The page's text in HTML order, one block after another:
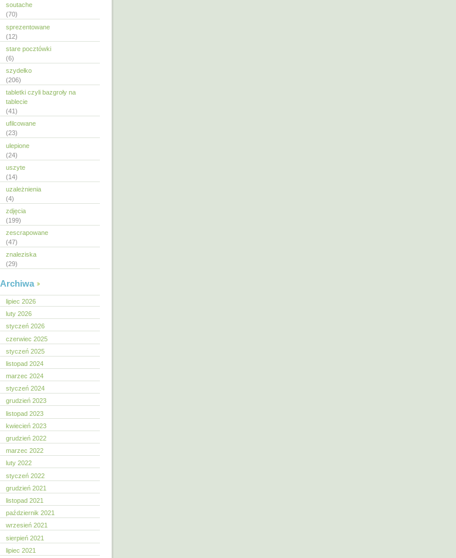
soutache
(70)
sprezentowane
(12)
stare pocztówki
(6)
szydełko
(206)
tabletki czyli bazgroły na
tablecie
(41)
ufilcowane
(23)
ulepione
(24)
uszyte
(14)
uzależnienia
(4)
zdjęcia
(199)
zescrapowane
(47)
znaleziska
(29)
Archiwa
lipiec 2026
luty 2026
styczeń 2026
czerwiec 2025
styczeń 2025
listopad 2024
marzec 2024
styczeń 2024
grudzień 2023
listopad 2023
kwiecień 2023
grudzień 2022
marzec 2022
luty 2022
styczeń 2022
grudzień 2021
listopad 2021
październik 2021
wrzesień 2021
sierpień 2021
lipiec 2021